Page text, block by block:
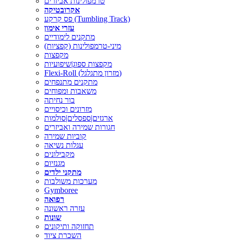
אקרובטיקה
פס קרקע (Tumbling Track)
עזרי אימון
מתקנים לימודיים
מיני-טרמפולינות (קפציות)
מקפצות
מקפצות ספוג|שיפועיות
Flexi-Roll (מזרון מתגלגל)
מתקנים מתנפחים
משאבות ומפוחים
בור נחיתה
מזרונים וכיסויים
ארגזים|ספסלים|סולמות
חגורות שמירה ואביזרים
קוביות שמירה
עגלות נשיאה
מקבילונים
מגנזיום
מתקני ילדים
מערכות משולבות
Gymboree
רפואה
עזרה ראשונה
שונות
תחזוקה ותיקונים
השכרת ציוד